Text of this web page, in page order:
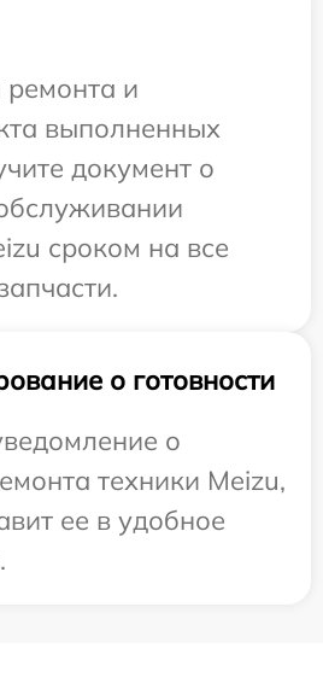
и
выполненных
документ о
сроком на все
о готовности
о
техники Meizu,
ее в удобное